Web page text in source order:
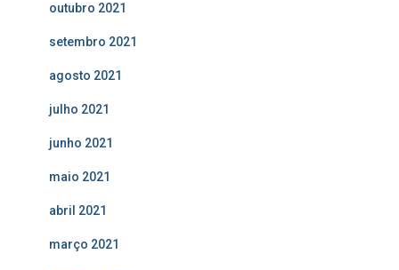
outubro 2021
setembro 2021
agosto 2021
julho 2021
junho 2021
maio 2021
abril 2021
março 2021